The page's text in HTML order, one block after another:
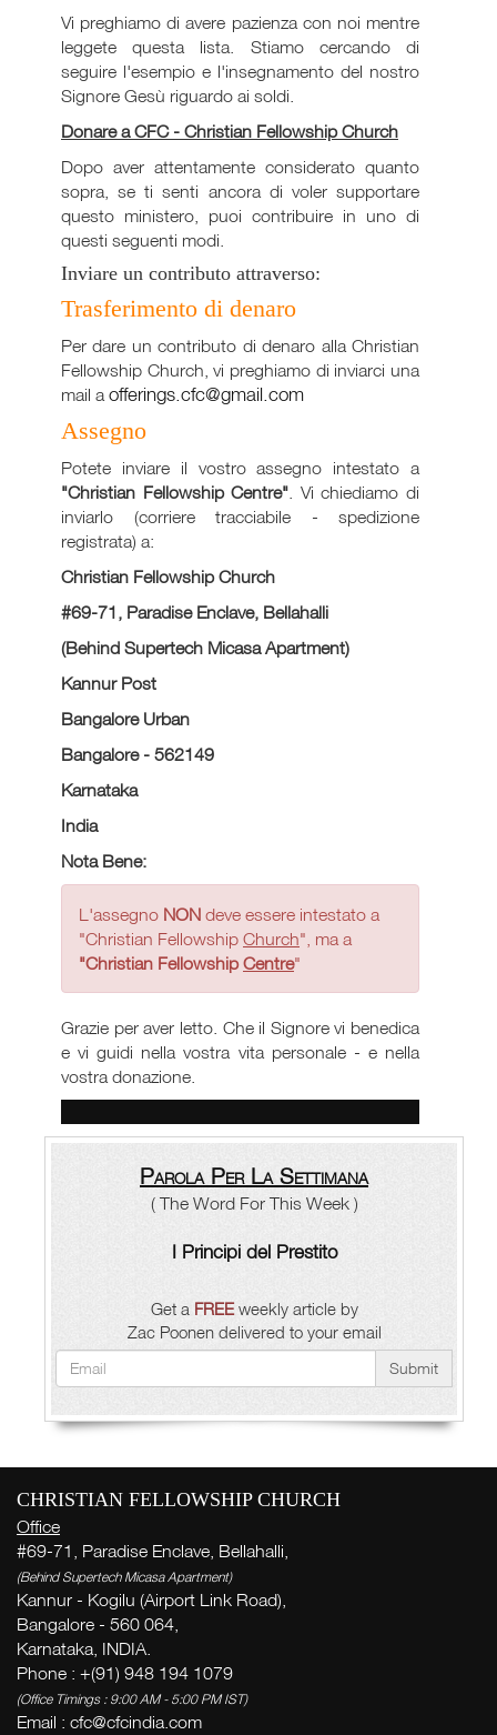
Vi preghiamo di avere pazienza con noi mentre
leggete questa lista. Stiamo cercando di
seguire l'esempio e l'insegnamento del nostro
Signore Gesù riguardo ai soldi.
Donare a CFC - Christian Fellowship Church
Dopo aver attentamente considerato quanto
sopra, se ti senti ancora di voler supportare
questo ministero, puoi contribuire in uno di
questi seguenti modi.
Inviare un contributo attraverso:
Trasferimento di denaro
Per dare un contributo di denaro alla Christian
Fellowship Church, vi preghiamo di inviarci una
mail aofferings.cfc@gmail.com
Assegno
Potete inviare il vostro assegno intestato a
"Christian Fellowship Centre". Vi chiediamo di
inviarlo (corriere tracciabile - spedizione
registrata) a:
Christian Fellowship Church
#69-71, Paradise Enclave, Bellahalli
(Behind Supertech Micasa Apartment)
Kannur Post
Bangalore Urban
Bangalore - 562149
Karnataka
India
Nota Bene:
L'assegno NON deve essere intestato a
"Christian Fellowship Church", ma a
"Christian FellowshipCentre"
Grazie per aver letto. Che il Signore vi benedica
e vi guidi nella vostra vita personale - e nella
vostra donazione.
Parola Per La Settimana
( The Word For This Week )
I Principi del Prestito
Get a FREEweekly article by
Zac Poonen delivered to your email
Submit
CHRISTIAN FELLOWSHIP CHURCH
Office
#69-71, Paradise Enclave, Bellahalli,
(Behind Supertech Micasa Apartment)
Kannur - Kogilu (Airport Link Road),
Bangalore - 560 064,
Karnataka, INDIA.
Phone : +(91) 948 194 1079
(Office Timings : 9:00 AM - 5:00 PM IST)
Email : cfc@cfcindia.com